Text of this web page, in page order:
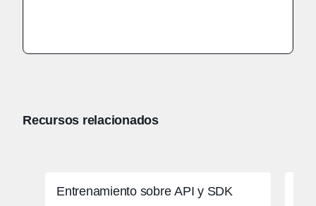
Recursos relacionados
Entrenamiento sobre API y SDK